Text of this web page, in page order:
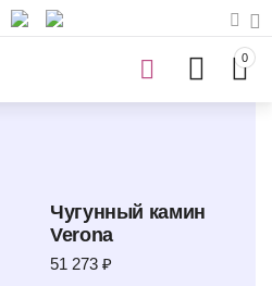
0
Чугунный камин
Verona
51 273 ₽